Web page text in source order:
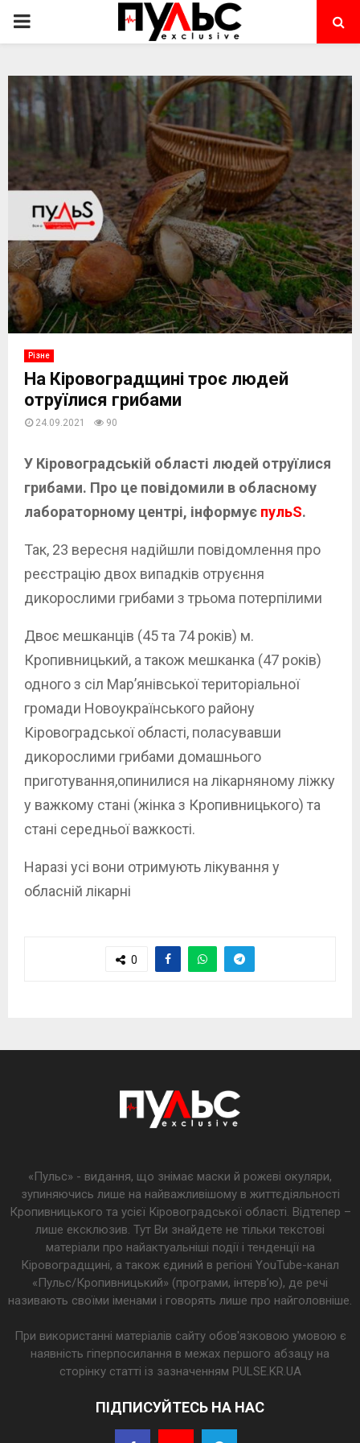
PRIMARY
Різне
На Кіровоградщині троє людей
отруїлися грибами
24.09.2021 90
У Кіровоградській області людей отруїлися
грибами. Про це повідомили в обласному
лабораторному центрі, інформує пульS.
Так, 23 вересня надійшли повідомлення про
реєстрацію двох випадків отруєння
дикорослими грибами з трьома потерпілими
Двоє мешканців (45 та 74 років) м.
Кропивницький, а також мешканка (47 років)
одного з сіл Мар’янівської територіальної
громади Новоукраїнського району
Кіровоградської області, поласувавши
дикорослими грибами домашнього
приготування,опинилися на лікарняному ліжку
у важкому стані (жінка з Кропивницького) та
стані середньої важкості.
Наразі усі вони отримують лікування у
обласній лікарні
0
«Пульс» - видання, що знімає маски й рожеві окуляри,
зупиняючись лише на найважливішому в життєдіяльності
Кропивницького та усієї Кіровоградської області. Відтепер –
лише ексклюзив. Тут Ви знайдете не тільки текстові
матеріали про найактуальніші події і тенденції на
Кіровоградщині, а також єдиний в регіоні YouTube-канал
«Пульс/Кропивницький» (програми, інтерв’ю), де речі
називають своїми іменами і говорять лише про найголовніше.
При використанні матеріалів сайту обов'язковою умовою є
наявність гіперпосилання в межах першого абзацу на
сторінку статті із зазначенням PULSE.KR.UA
ПІДПИСУЙТЕСЬ НА НАС